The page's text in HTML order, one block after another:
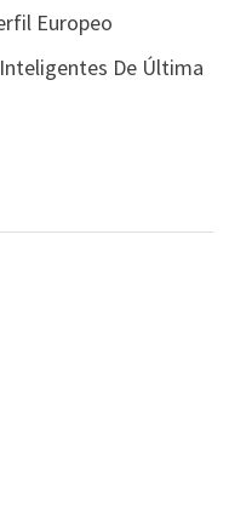
Europeo
De Última